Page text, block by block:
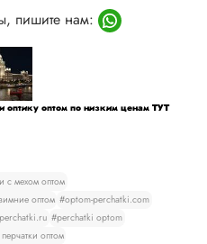
пишите нам:
оптику оптом по низким ценам ТУТ
с мехом оптом
оптом #optom-perchatki.com
#perchatki optom
оптом